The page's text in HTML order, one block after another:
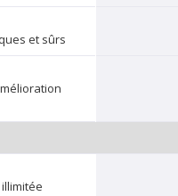
et sûrs